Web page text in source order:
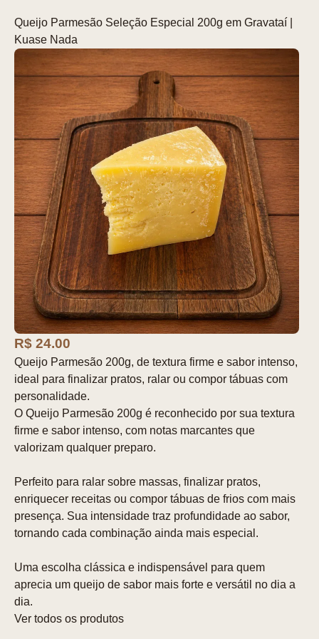
Queijo Parmesão Seleção Especial 200g em Gravataí |
Kuase Nada
R$ 24.00
Queijo Parmesão 200g, de textura firme e sabor intenso,
ideal para finalizar pratos, ralar ou compor tábuas com
personalidade.
O Queijo Parmesão 200g é reconhecido por sua textura
firme e sabor intenso, com notas marcantes que
valorizam qualquer preparo.
Perfeito para ralar sobre massas, finalizar pratos,
enriquecer receitas ou compor tábuas de frios com mais
presença. Sua intensidade traz profundidade ao sabor,
tornando cada combinação ainda mais especial.
Uma escolha clássica e indispensável para quem
aprecia um queijo de sabor mais forte e versátil no dia a
dia.
Ver todos os produtos